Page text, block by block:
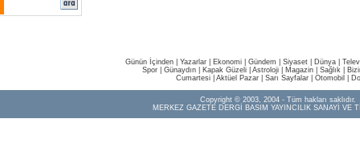
Günün İçinden Yazarlar Ekonomi Gündem Siyaset Dünya |
Spor
Günaydın Kapak Güzeli Astroloji Magazin Sağlık
Cumartesi| Aktüel Pazar| Sarı Sayfalar| Otomobil
Copyright © 2003, 2004 - Tüm hakları saklıdır.
MERKEZ GAZETE DERGİ BASIM YAYINCILIK SANAYİ VE